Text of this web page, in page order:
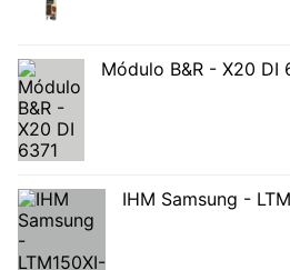
Módulo B&R - X20 DI
IHM Samsung -